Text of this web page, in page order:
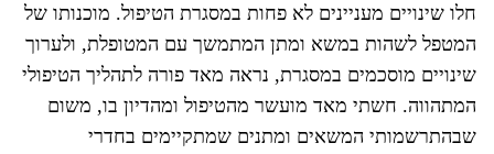
חלו שינויים מעניינים לא פחות במסגרת הטיפול. מוכנותו של
המטפל לשהות במשא ומתן המתמשך עם המטופלת, ולערוך
שינויים מוסכמים במסגרת, נראה מאד פורה לתהליך הטיפולי
המתהווה. חשתי מאד מועשר מהטיפול ומהדיון בו, משום
שבהתרשמותי המשאים ומתנים שמתקיימים בחדרי